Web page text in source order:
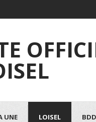
UNE LOISEL BDD